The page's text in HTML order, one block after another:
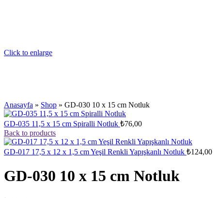
Click to enlarge
Anasayfa » Shop » GD-030 10 x 15 cm Notluk
GD-035 11,5 x 15 cm Spiralli Notluk ₺76,00
Back to products
GD-017 17,5 x 12 x 1,5 cm Yeşil Renkli Yapışkanlı Notluk ₺124,00
GD-030 10 x 15 cm Notluk